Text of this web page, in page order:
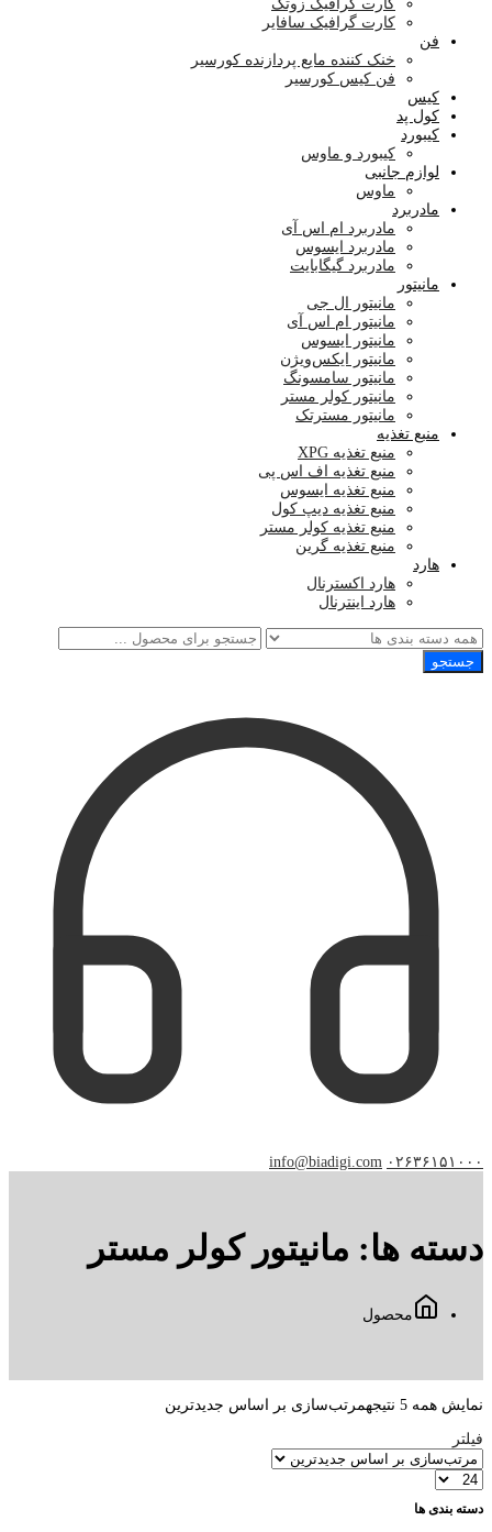
کارت گرافیک زوتک
کارت گرافیک سافایر
فن
خنک کننده مایع پردازنده کورسیر
فن کیس کورسیر
کیس
کول پد
کیبورد
کیبورد و ماوس
لوازم جانبی
ماوس
مادربرد
مادربرد ام اس آی
مادربرد ایسوس
مادربرد گیگابایت
مانیتور
مانیتور ال جی
مانیتور ام اس آی
مانیتور ایسوس
مانیتور ایکس‌ویژن
مانیتور سامسونگ
مانیتور کولر مستر
مانیتور مسترتک
منبع تغذیه
منبع تغذیه XPG
منبع تغذیه اف اس پی
منبع تغذیه ایسوس
منبع تغذیه دیپ کول
منبع تغذیه کولر مستر
منبع تغذیه گرین
هارد
هارد اکسترنال
هارد اینترنال
جستجو
۰۲۶۳۶۱۵۱۰۰۰ info@biadigi.com
دسته ها: مانیتور کولر مستر
محصول
نمایش همه 5 نتیجه مرتب‌سازی بر اساس جدیدترین
فیلتر
دسته بندی ها